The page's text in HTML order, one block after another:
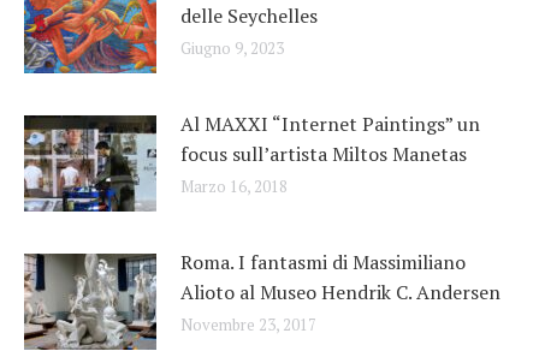
delle Seychelles
Giugno 9, 2023
Al MAXXI “Internet Paintings” un
focus sull’artista Miltos Manetas
Marzo 16, 2018
Roma. I fantasmi di Massimiliano
Alioto al Museo Hendrik C. Andersen
Novembre 23, 2017